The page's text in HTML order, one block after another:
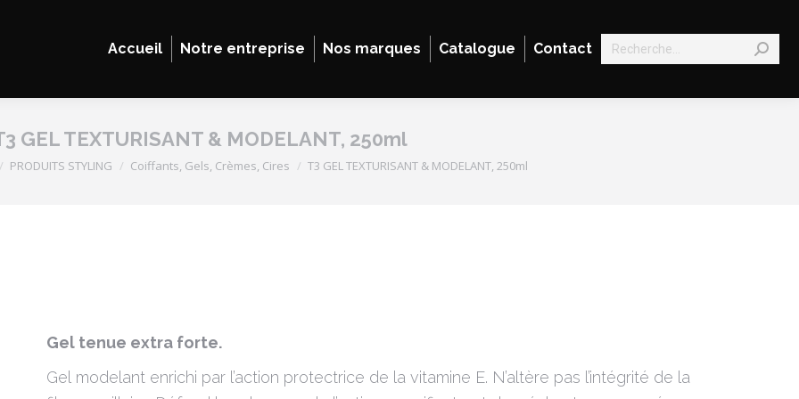
Accueil Notre entreprise Nos marques Catalogue Contact Search:
GEL TEXTURISANT & MODELANT, 250ml
PRODUITS STYLING Coiffants, Gels, Crèmes, Cires T3 GEL TEXTURISANT & MODELANT, 250ml
Gel tenue extra forte.
Gel modelant enrichi par l’action protectrice de la vitamine E. N’altère pas l’intégrité de la